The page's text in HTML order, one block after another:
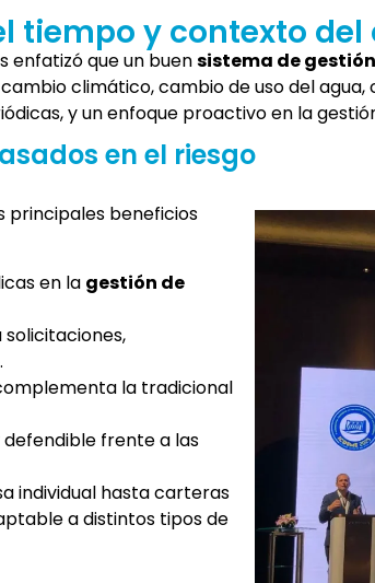
tiempo y contexto del
enfatizó que un buensistema de
climático, cambio de uso del
y un enfoque proactivo en la
en el riesgo
principales beneficios
en la gestión de
la tradicional
frente a las
individual hasta carteras
a distintos tipos de